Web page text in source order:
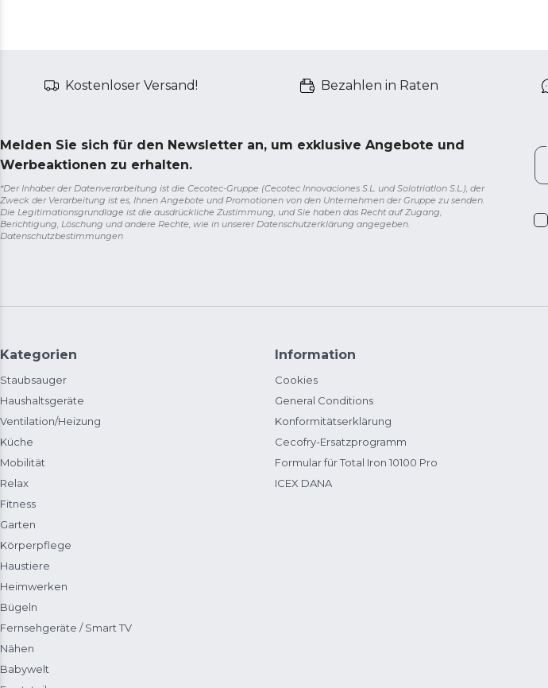
Kostenloser Versand! Bezahlen in Raten
Melden Sie sich für den Newsletter an, um exklusive Angebote und
Werbeaktionen zu erhalten.
*Der Inhaber der Datenverarbeitung ist die Cecotec-Gruppe (Cecotec Innovaciones S.L. und Solotriatlon S.L.), der
Zweck der Verarbeitung ist es, Ihnen Angebote und Promotionen von den Unternehmen der Gruppe zu senden.
Die Legitimationsgrundlage ist die ausdrückliche Zustimmung, und Sie haben das Recht auf Zugang,
Berichtigung, Löschung und andere Rechte, wie in unserer Datenschutzerklärung angegeben.
Datenschutzbestimmungen
Kategorien
Staubsauger
Haushaltsgeräte
Ventilation/Heizung
Küche
Mobilität
Relax
Fitness
Garten
Körperpflege
Haustiere
Heimwerken
Bügeln
Fernsehgeräte / Smart TV
Nähen
Babywelt
Information
Cookies
General Conditions
Konformitätserklärung
Cecofry-Ersatzprogramm
Formular für Total Iron 10100 Pro
ICEX DANA